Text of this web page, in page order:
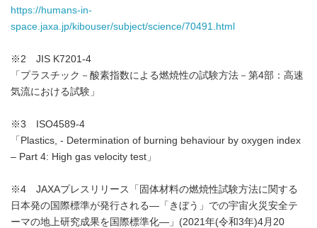
https://humans-in-
space.jaxa.jp/kibouser/subject/science/70491.html
※2 JIS K7201-4
「プラスチック－酸素指数による燃焼性の試験方法－第4部：高速
気流における試験」
※3 ISO4589-4
「Plastics, - Determination of burning behaviour by oxygen index
– Part 4: High gas velocity test」
※4 JAXAプレスリリース「固体材料の燃焼性試験方法に関する
日本発の国際標準が発行される―「きぼう」での宇宙火災安全テ
ーマの地上研究成果を国際標準化―」(2021年(令和3年)4月20